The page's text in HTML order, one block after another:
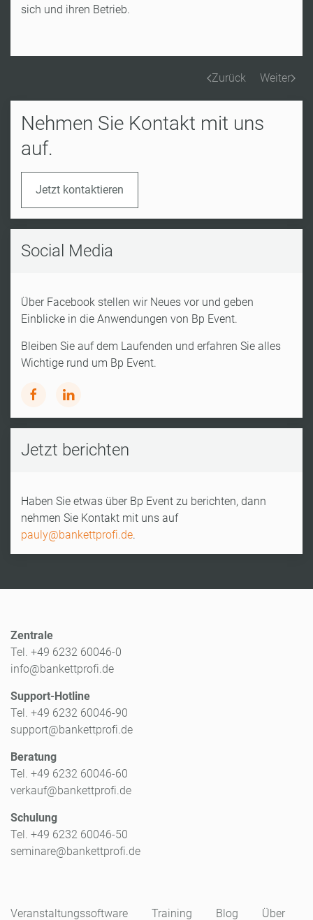
sich und ihren Betrieb.
Zurück Weiter
Nehmen Sie Kontakt mit uns
auf.
Jetzt kontaktieren
Social Media
Über Facebook stellen wir Neues vor und geben
Einblicke in die Anwendungen von Bp Event.
Bleiben Sie auf dem Laufenden und erfahren Sie alles
Wichtige rund um Bp Event.
Jetzt berichten
Haben Sie etwas über Bp Event zu berichten, dann
nehmen Sie Kontakt mit uns auf
pauly@bankettprofi.de.
Zentrale
Tel. +49 6232 60046-0
info@bankettprofi.de
Support-Hotline
Tel. +49 6232 60046-90
support@bankettprofi.de
Beratung
Tel. +49 6232 60046-60
verkauf@bankettprofi.de
Schulung
Tel. +49 6232 60046-50
seminare@bankettprofi.de
Veranstaltungssoftware Training Blog Über